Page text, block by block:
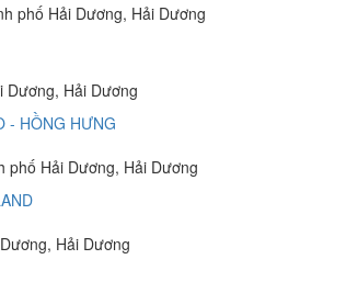
phố Hải Dương, Hải Dương
Dương, Hải Dương
- HỒNG HƯNG
Hải Dương, Hải Dương
Hải Dương